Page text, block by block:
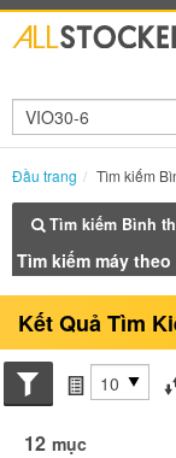
Đầu trang Tìm kiếm
Tìm kiếm Bình
Tìm kiếm máy
Kết Quả Tìm
Searchcác
12 mục